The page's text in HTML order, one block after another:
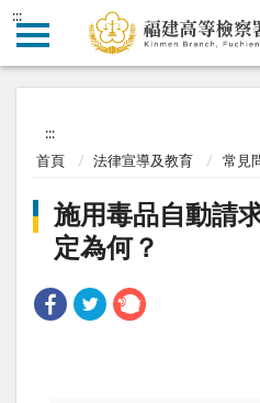
:::
:::
首頁 法律宣導及教育 常見
施用毒品自動請
定為何？